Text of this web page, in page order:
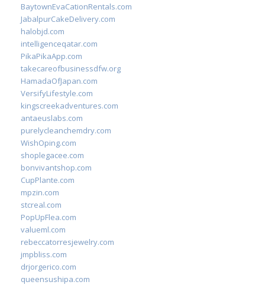
BaytownEvaCationRentals.com
JabalpurCakeDelivery.com
halobjd.com
intelligenceqatar.com
PikaPikaApp.com
takecareofbusinessdfw.org
HamadaOfJapan.com
VersifyLifestyle.com
kingscreekadventures.com
antaeuslabs.com
purelycleanchemdry.com
WishOping.com
shoplegacee.com
bonvivantshop.com
CupPlante.com
mpzin.com
stcreal.com
PopUpFlea.com
valueml.com
rebeccatorresjewelry.com
jmpbliss.com
drjorgerico.com
queensushipa.com